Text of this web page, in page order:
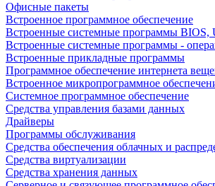
Офисные пакеты
Встроенное программное обеспечение
Встроенные системные программы
Встроенные системные программы -
Встроенные прикладные программы
Программное обеспечение интернета
Встроенное микропрограммное
Системное программное обеспечение
Средства управления базами данных
Драйверы
Программы обслуживания
Средства обеспечения облачных и
Средства виртуализации
Средства хранения данных